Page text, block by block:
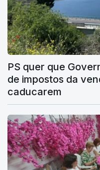
PS quer que
de impostos da
caducarem